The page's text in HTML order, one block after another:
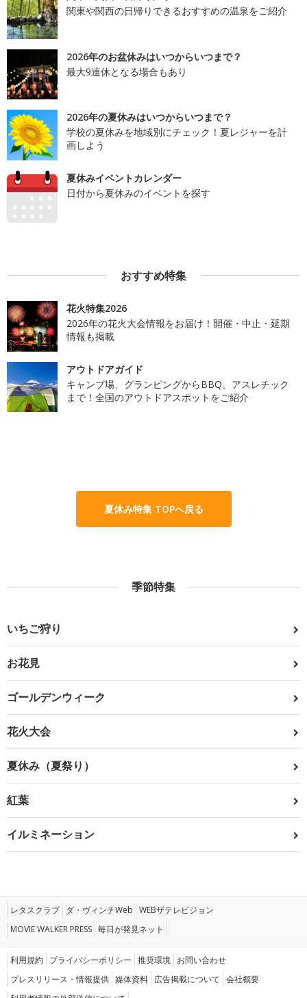
関東や関西の日帰りできるおすすめの温泉をご紹介
2026年のお盆休みはいつからいつまで？
最大9連休となる場合もあり
2026年の夏休みはいつからいつまで？
学校の夏休みを地域別にチェック！夏レジャーを計
画しよう
夏休みイベントカレンダー
日付から夏休みのイベントを探す
おすすめ特集
花火特集2026
2026年の花火大会情報をお届け！開催・中止・延期
情報も掲載
アウトドアガイド
キャンプ場、グランピングからBBQ、アスレチック
まで！全国のアウトドアスポットをご紹介
夏休み特集 TOPへ戻る
季節特集
いちご狩り
お花見
ゴールデンウィーク
花火大会
夏休み（夏祭り）
紅葉
イルミネーション
レタスクラブ ダ・ヴィンチWeb WEBザテレビジョン
MOVIE WALKER PRESS 毎日が発見ネット
利用規約 プライバシーポリシー 推奨環境 お問い合わせ
プレスリリース・情報提供 媒体資料 広告掲載について 会社概要